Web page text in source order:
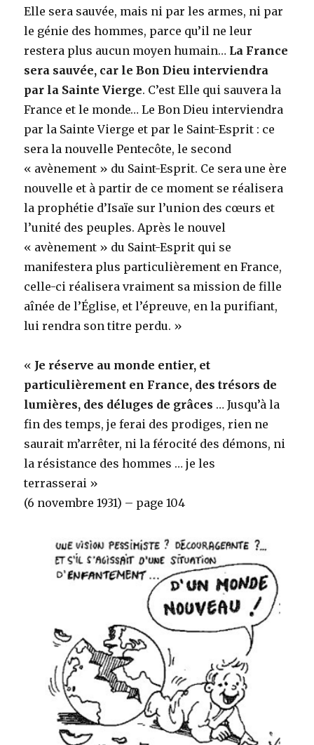
Elle sera sauvée, mais ni par les armes, ni par
le génie des hommes, parce qu’il ne leur
restera plus aucun moyen humain… La France
sera sauvée, car le Bon Dieu interviendra
par la Sainte Vierge. C’est Elle qui sauvera la
France et le monde… Le Bon Dieu interviendra
par la Sainte Vierge et par le Saint-Esprit : ce
sera la nouvelle Pentecôte, le second
« avènement » du Saint-Esprit. Ce sera une ère
nouvelle et à partir de ce moment se réalisera
la prophétie d’Isaïe sur l’union des cœurs et
l’unité des peuples. Après le nouvel
« avènement » du Saint-Esprit qui se
manifestera plus particulièrement en France,
celle-ci réalisera vraiment sa mission de fille
aînée de l’Église, et l’épreuve, en la purifiant,
lui rendra son titre perdu. »
« Je réserve au monde entier, et
particulièrement en France, des trésors de
lumières, des déluges de grâces … Jusqu’à la
fin des temps, je ferai des prodiges, rien ne
saurait m’arrêter, ni la férocité des démons, ni
la résistance des hommes … je les
terrasserai »
(6 novembre 1931) – page 104